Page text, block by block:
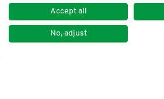
Accept all
No, adjust